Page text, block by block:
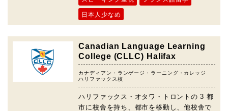
日本人少なめ
Canadian Language Learning
College (CLLC) Halifax
カナディアン・ランゲージ・ラーニング・カレッジ
ハリファックス校
ハリファックス・オタワ・トロントの 3 都
市に校舎を持ち、都市を移動し、他校舎で